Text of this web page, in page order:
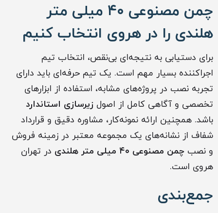
چمن مصنوعی ۴۰ میلی متر
هلندی را در هروی انتخاب کنیم
برای دستیابی به نتیجه‌ای بی‌نقص، انتخاب تیم
اجراکننده بسیار مهم است. یک تیم حرفه‌ای باید دارای
تجربه نصب در پروژه‌های مشابه، استفاده از ابزارهای
تخصصی و آگاهی کامل از اصول زیرسازی استاندارد
باشد. همچنین ارائه نمونه‌کار، مشاوره دقیق و قرارداد
شفاف از نشانه‌های یک مجموعه معتبر در زمینه فروش
و نصب چمن مصنوعی ۴۰ میلی متر هلندی
در تهران
هروی است.
جمع‌بندی